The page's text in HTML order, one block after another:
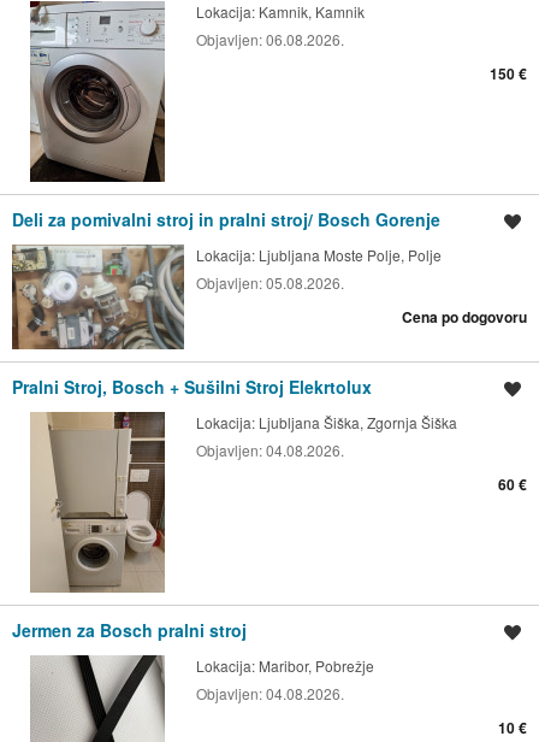
Lokacija: Kamnik, Kamnik
Objavljen:06.08.2026.
150 €
Deli za pomivalni stroj in pralni stroj/ Bosch Gorenje
Lokacija: Ljubljana Moste Polje, Polje
Objavljen:05.08.2026.
Cena po dogovoru
Pralni Stroj, Bosch + Sušilni Stroj Elekrtolux
Lokacija: Ljubljana Šiška, Zgornja Šiška
Objavljen:04.08.2026.
60 €
Jermen za Bosch pralni stroj
Lokacija: Maribor, Pobrežje
Objavljen:04.08.2026.
10 €